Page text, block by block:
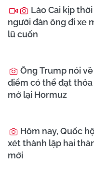
Lào Cai kịp
người đàn ông đi xe
lũ cuốn
Ông Trump nói
điểm có thể đạt
mở lại Hormuz
Hôm nay, Quốc
xét thành lập hai
mới